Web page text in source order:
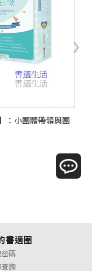
：小團體帶領與團
›
書適圈
密碼
詢